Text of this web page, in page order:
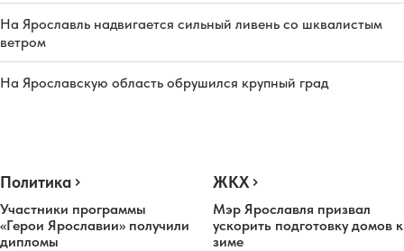
На Ярославль надвигается сильный ливень со шквалистым
ветром
На Ярославскую область обрушился крупный град
Политика
Участники программы
«Герои Ярославии» получили
дипломы
ЖКХ
Мэр Ярославля призвал
ускорить подготовку домов к
зиме